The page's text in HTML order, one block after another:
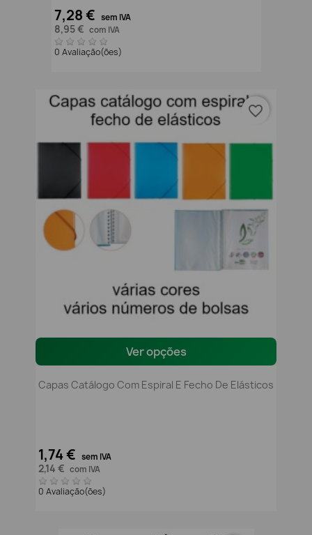
7,28 € sem IVA
8,95 € com IVA
0 Avaliação(ões)
Ver opções
Capas Catálogo Com Espiral E Fecho De Elásticos
1,74 € sem IVA
2,14 € com IVA
0 Avaliação(ões)
favorite_border